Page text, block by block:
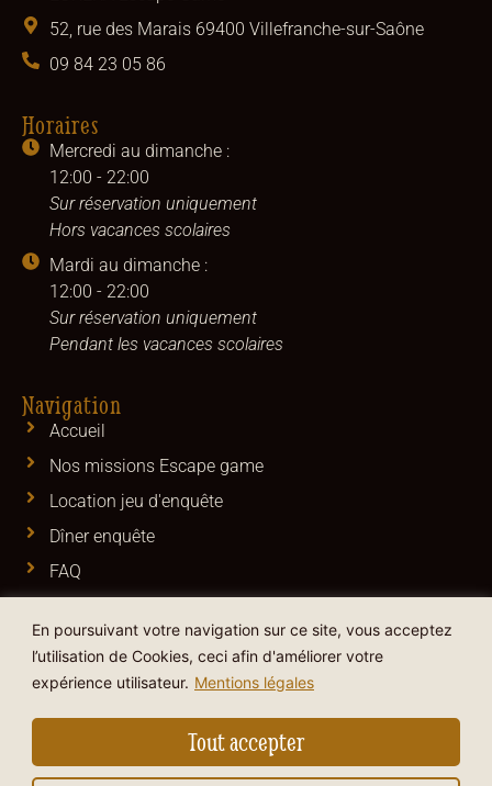
En poursuivant votre navigation sur ce site, vous acceptez
l’utilisation de Cookies, ceci afin d'améliorer votre
expérience utilisateur. Mentions légales
Tout accepter
52, rue des Marais 69400 Villefranche-sur-Saône
09 84 23 05 86
Horaires
Mercredi au dimanche :
12:00 - 22:00
Sur réservation uniquement
Hors vacances scolaires
Mardi au dimanche :
12:00 - 22:00
Sur réservation uniquement
Pendant les vacances scolaires
Navigation
Accueil
Nos missions Escape game
Location jeu d'enquête
Dîner enquête
FAQ
Réservations
Contact